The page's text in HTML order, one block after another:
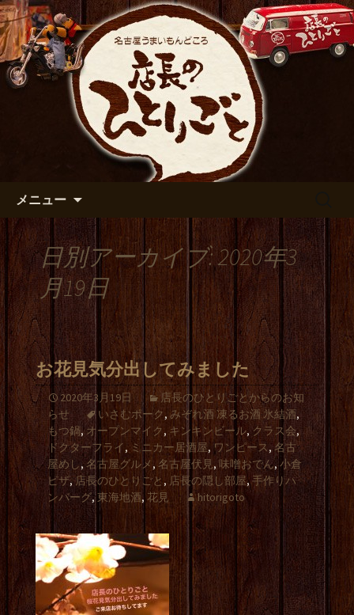
名古屋市伏見の居酒屋【店長の
ひとりごと】のブログ
出張や観光に名古屋めしがおすすめで
す
メニュー
日別アーカイブ: 2020年3
月19日
お花見気分出してみました
2020年3月19日
店長のひとりごとからのお知
らせ
いさむポーク, みぞれ酒 凍るお酒 氷結酒,
もつ鍋,オープンマイク, キンキンビール, クラス会,
ドクターフライ,ミニカー居酒屋, ワンピース,名古
屋めし,名古屋グルメ , 名古屋伏見,味噌おでん, 小倉
ピザ,店長のひとりごと , 店長の隠し部屋,手作りハ
ンバーグ,東海地酒, 花見 hitorigoto